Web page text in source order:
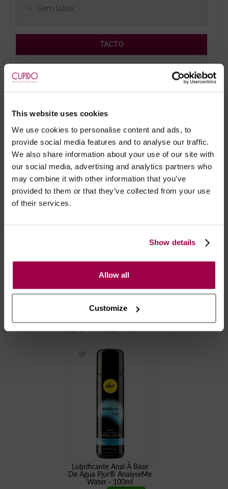
This website uses cookies
We use cookies to personalise content and ads, to
provide social media features and to analyse our traffic.
We also share information about your use of our site with
our social media, advertising and analytics partners who
may combine it with other information that you’ve
provided to them or that they’ve collected from your use
of their services.
Show details
Allow all
Customize
Sem latex;
TACTO
Suave, macio, deslizante e flexível.
2 Pilhas AA. Não incluídas.
Marca: Dorcel®
Após as 16:00 h, a sua encomenda será entregue em 48
RECOMENDAMOS
Lubrificante Anal À Base
De Água Pjur® AnalyseMe
Water - 100ml